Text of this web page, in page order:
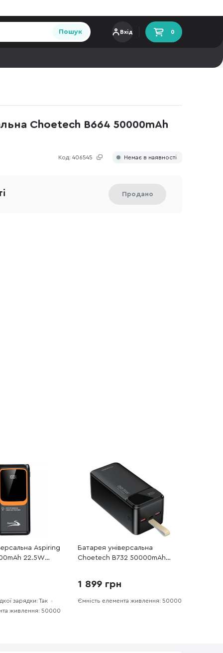
Пошук Вхід 0
Choetech B664 50000mAh
Код: 406545 Немає в наявності
Продано
Aspiring
22.5W
зарядки: Так
живлення: 50000
Батарея універсальна
Choetech B732 50000mAh
1 899 грн
Ємність елемента живлення: 50000